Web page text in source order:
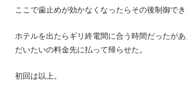
ここで歯止めが効かなくなったらその後制御でき
ホテルを出たらギリ終電間に合う時間だったがあ
だいたいの料金先に払って帰らせた。
初回は以上。